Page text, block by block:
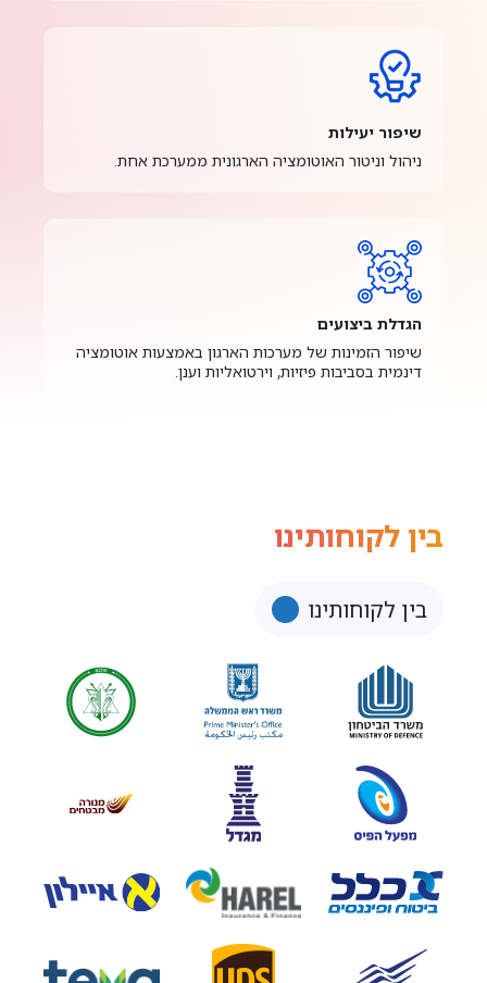
שיפור יעילות
ניהול וניטור האוטומציה הארגונית ממערכת אחת.
הגדלת ביצועים
שיפור הזמינות של מערכות הארגון באמצעות אוטומציה
דינמית בסביבות פיזיות, וירטואליות וענן.
בין לקוחותינו
בין לקוחותינו